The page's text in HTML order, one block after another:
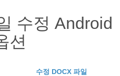
수정 Android
션
수정 DOCX 파일